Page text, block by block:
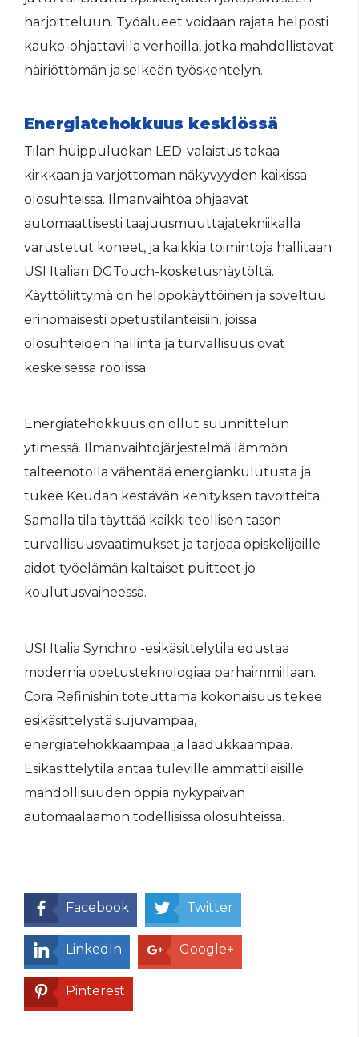
harjoitteluun. Työalueet voidaan rajata helposti
kauko-ohjattavilla verhoilla, jotka mahdollistavat
häiriöttömän ja selkeän työskentelyn.
Energiatehokkuus keskiössä
Tilan huippuluokan LED-valaistus takaa
kirkkaan ja varjottoman näkyvyyden kaikissa
olosuhteissa. Ilmanvaihtoa ohjaavat
automaattisesti taajuusmuuttajatekniikalla
varustetut koneet, ja kaikkia toimintoja hallitaan
USI Italian DGTouch-kosketusnäytöltä.
Käyttöliittymä on helppokäyttöinen ja soveltuu
erinomaisesti opetustilanteisiin, joissa
olosuhteiden hallinta ja turvallisuus ovat
keskeisessä roolissa.
Energiatehokkuus on ollut suunnittelun
ytimessä. Ilmanvaihtojärjestelmä lämmön
talteenotolla vähentää energiankulutusta ja
tukee Keudan kestävän kehityksen tavoitteita.
Samalla tila täyttää kaikki teollisen tason
turvallisuusvaatimukset ja tarjoaa opiskelijoille
aidot työelämän kaltaiset puitteet jo
koulutusvaiheessa.
USI Italia Synchro -esikäsittelytila edustaa
modernia opetusteknologiaa parhaimmillaan.
Cora Refinishin toteuttama kokonaisuus tekee
esikäsittelystä sujuvampaa,
energiatehokkaampaa ja laadukkaampaa.
Esikäsittelytila antaa tuleville ammattilaisille
mahdollisuuden oppia nykypäivän
automaalaamon todellisissa olosuhteissa.
Facebook Twitter
LinkedIn Google+
Pinterest